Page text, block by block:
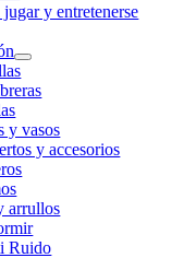
y entretenerse
y vasos
y accesorios
arrullos
Ruido